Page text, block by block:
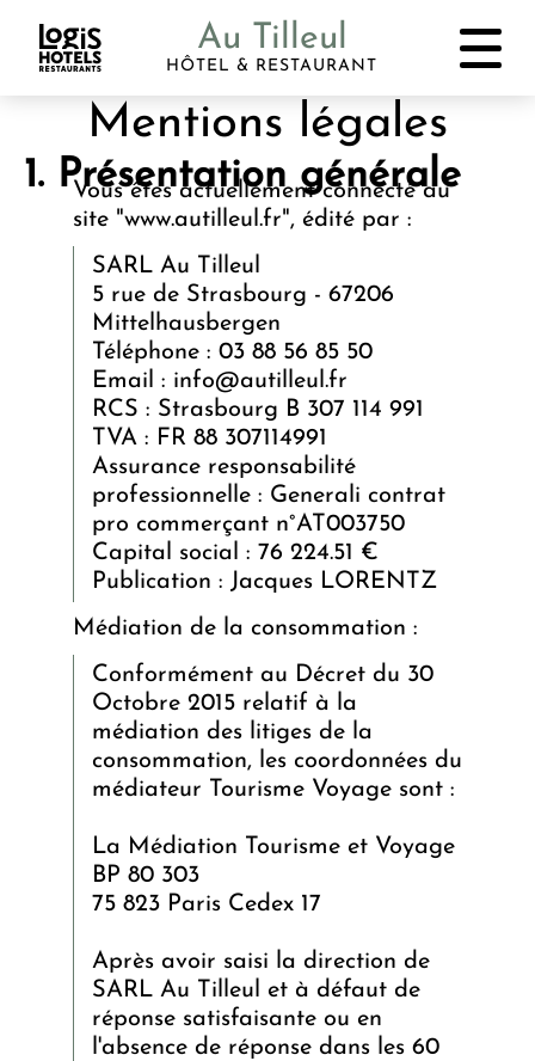
Au Tilleul
HÔTEL & RESTAURANT
Mentions légales
Présentation générale
Vous êtes actuellement connecté au
site "www.autilleul.fr", édité par :
SARL Au Tilleul
5 rue de Strasbourg - 67206
Mittelhausbergen
Téléphone : 03 88 56 85 50
Email : info@autilleul.fr
RCS : Strasbourg B 307 114 991
TVA : FR 88 307114991
Assurance responsabilité
professionnelle : Generali contrat
pro commerçant n°AT003750
Capital social : 76 224.51 €
Publication : Jacques LORENTZ
Médiation de la consommation :
Conformément au Décret du 30
Octobre 2015 relatif à la
médiation des litiges de la
consommation, les coordonnées du
médiateur Tourisme Voyage sont :
La Médiation Tourisme et Voyage
BP 80 303
75 823 Paris Cedex 17
Après avoir saisi la direction de
SARL Au Tilleul et à défaut de
réponse satisfaisante ou en
l'absence de réponse dans les 60